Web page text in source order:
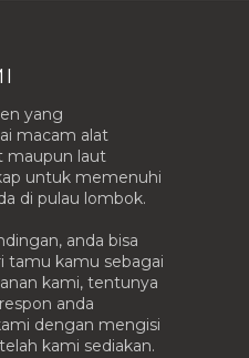
yang
macam alat
maupun laut
untuk memenuhi
di pulau lombok.
anda bisa
tamu kamu sebagai
kami, tentunya
anda
dengan mengisi
kami sediakan.